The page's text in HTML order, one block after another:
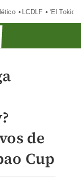
LCDLF ‘El Tokio’
de
Cup